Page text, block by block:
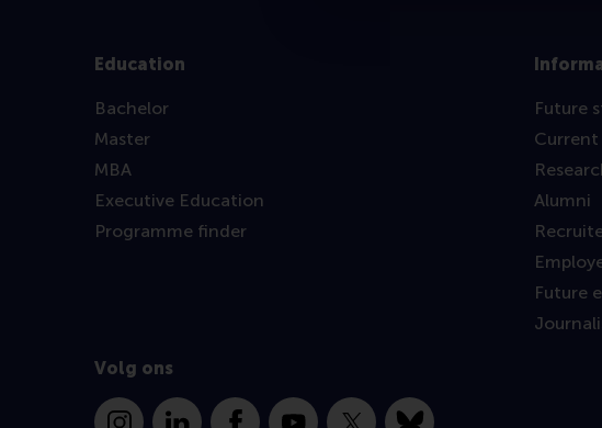
Education
Bachelor
Master
MBA
Executive Education
Programme finder
Future
Alumni
Future
Volg ons